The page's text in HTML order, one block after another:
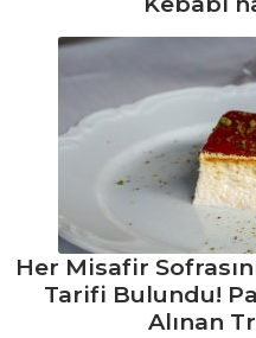
Yapılır?
Yoğurt Çorbası
Tarifi, Nasıl Yapılır?
Brokoli Çorbası
Tarifi, Nasıl Yapılır?
Çorbalar Tüm
Tarifleri
İÇECEKLER
Her Misafir
Tarifi Bulundu!
Alınan